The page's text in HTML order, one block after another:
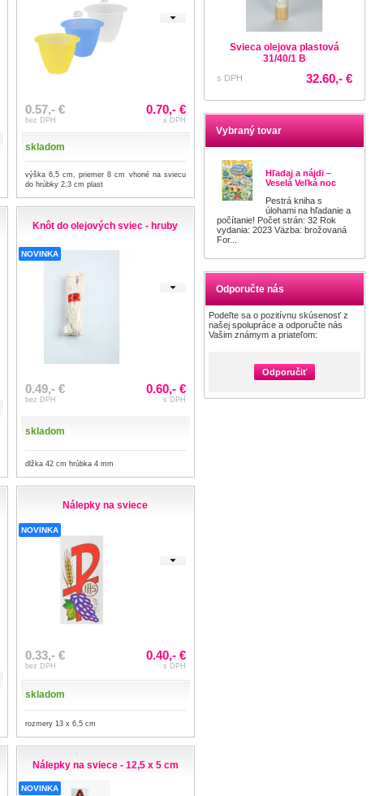
Svieca olejova plastová
s DPH
Svieca olejova plastová
22/90Z
s DPH 36.90,- €
Vybraný tovar
Hľadaj a nájdi –
Veselá Veľká noc
Pestrá kniha s
úlohami na hľadanie a
počítanie! Počet strán: 32 Rok
vydania: 2023 Väzba: brožovaná
For...
Odporučte nás
Podeľte sa o pozitívnu skúsenosť z
našej spolupráce a odporučte nás
Vašim známym a priateľom:
Odporučiť
0.57,- €
bez DPH
0.70,- €
s DPH
skladom
výška 6,5 cm, priemer 8 cm vhoné na sviecu
do hrúbky 2,3 cm plast
Knôt do olejových sviec - hruby
NOVINKA
0.49,- €
bez DPH
0.60,- €
s DPH
skladom
dlžka 42 cm hrúbka 4 mm
Nálepky na sviece
NOVINKA
0.33,- €
bez DPH
0.40,- €
s DPH
skladom
rozmery 13 x 6,5 cm
Nálepky na sviece - 12,5 x 5 cm
NOVINKA